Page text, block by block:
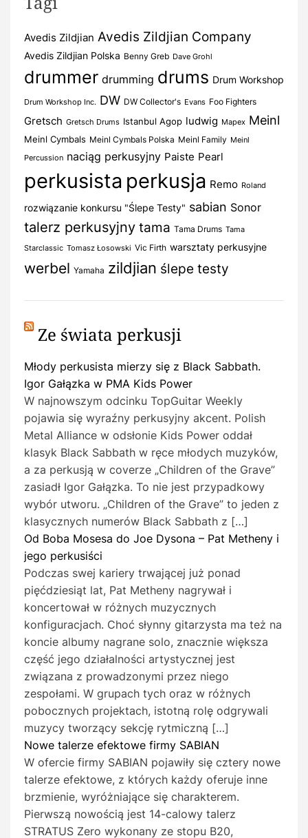
Avedis Zildjian Avedis Zildjian Company
Avedis Zildjian Polska Benny Greb Dave Grohl
drummer drumming drums Drum Workshop
Drum Workshop Inc. DW DW Collector's Evans Foo Fighters
Gretsch Gretsch Drums Istanbul Agop ludwig Mapex Meinl
Meinl Cymbals Meinl Cymbals Polska Meinl Family Meinl
Percussion naciąg perkusyjny Paiste Pearl
perkusista perkusja Remo Roland
rozwiązanie konkursu "Ślepe Testy" sabian Sonor
talerz perkusyjny tama Tama Drums Tama
Starclassic Tomasz Łosowski Vic Firth warsztaty perkusyjne
werbel Yamaha zildjian ślepe testy
Ze świata perkusji
Młody perkusista mierzy się z Black Sabbath.
Igor Gałązka w PMA Kids Power
W najnowszym odcinku TopGuitar Weekly
pojawia się wyraźny perkusyjny akcent. Polish
Metal Alliance w odsłonie Kids Power oddał
klasyk Black Sabbath w ręce młodych muzyków,
a za perkusją w coverze „Children of the Grave”
zasiadł Igor Gałązka. To nie jest przypadkowy
wybór utworu. „Children of the Grave” to jeden z
klasycznych numerów Black Sabbath z […]
Od Boba Mosesa do Joe Dysona – Pat Metheny i
jego perkusiści
Podczas swej kariery trwającej już ponad
pięćdziesiąt lat, Pat Metheny nagrywał i
koncertował w różnych muzycznych
konfiguracjach. Choć słynny gitarzysta ma też na
koncie albumy nagrane solo, znacznie większa
część jego działalności artystycznej jest
związana z prowadzonymi przez niego
zespołami. W grupach tych oraz w różnych
pobocznych projektach, istotną rolę odgrywali
muzycy tworzący sekcję rytmiczną […]
Nowe talerze efektowe firmy SABIAN
W ofercie firmy SABIAN pojawiły się cztery nowe
talerze efektowe, z których każdy oferuje inne
brzmienie, wyróżniające się charakterem.
Pierwszą nowością jest 14-calowy talerz
STRATUS Zero wykonany ze stopu B20,